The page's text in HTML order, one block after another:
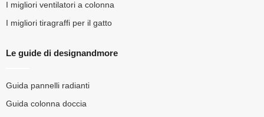
I migliori ventilatori a colonna
I migliori tiragraffi per il gatto
Le guide di designandmore
Guida pannelli radianti
Guida colonna doccia